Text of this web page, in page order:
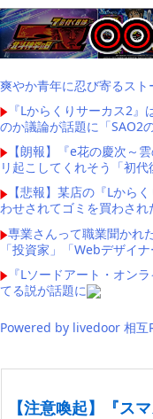
爽やか青年に忍び寄るスト
『Lからくりサーカス2
のか議論が話題に「SAO2
【朗報】『e花の慶次～
リ起こしてくれそう「初代
【悲報】某店の『Lから
わせされてゴミを買わされ
専業さんって職業聞かれ
「投資家」「Webデザイ
『Lソードアート・オン
てる説が話題に
Powered by livedoor 相互
【注意喚起】『ス